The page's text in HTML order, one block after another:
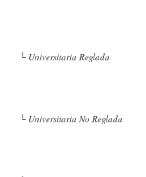
└ Universitaria Reglada
└ Universitaria No Reglada